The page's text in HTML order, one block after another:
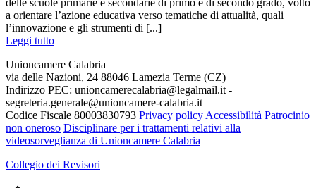
a orientare l’azione educativa verso tematiche di attualità, quali
l’innovazione e gli strumenti di [...]
Leggi tutto
Unioncamere Calabria
via delle Nazioni, 24 88046 Lamezia Terme (CZ)
Indirizzo PEC: unioncamerecalabria@legalmail.it -
segreteria.generale@unioncamere-calabria.it
Codice Fiscale 80003830793 Privacy policy Accessibilità Patrocinio
non oneroso Disciplinare per i trattamenti relativi alla
videosorveglianza di Unioncamere Calabria
Collegio dei Revisori